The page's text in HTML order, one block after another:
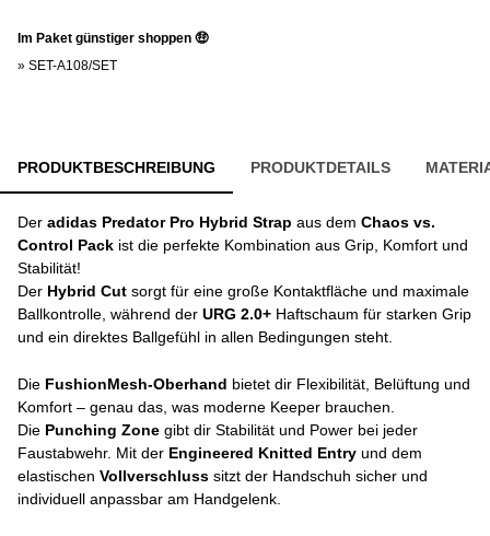
Im Paket günstiger shoppen 🤑
» SET-A108/SET
PRODUKTBESCHREIBUNG PRODUKTDETAILS
Der adidas Predator Pro Hybrid Strap aus dem Chaos vs.
Control Pack ist die perfekte Kombination aus Grip, Komfort und
Stabilität!
Der Hybrid Cut sorgt für eine große Kontaktfläche und maximale
Ballkontrolle, während der URG 2.0+ Haftschaum für starken Grip
und ein direktes Ballgefühl in allen Bedingungen steht.
Die FushionMesh-Oberhand bietet dir Flexibilität, Belüftung und
Komfort – genau das, was moderne Keeper brauchen.
Die Punching Zone gibt dir Stabilität und Power bei jeder
Faustabwehr. Mit der Engineered Knitted Entry und dem
elastischen Vollverschluss sitzt der Handschuh sicher und
individuell anpassbar am Handgelenk.